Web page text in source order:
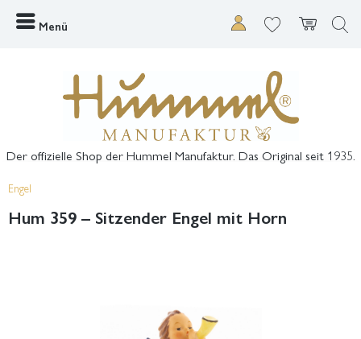
Menü
Der offizielle Shop der Hummel Manufaktur. Das Original seit 1935.
Engel
Hum 359 – Sitzender Engel mit Horn